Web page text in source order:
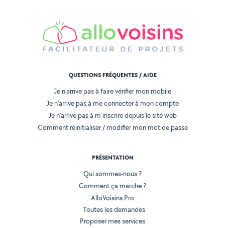
QUESTIONS FRÉQUENTES / AIDE
Je n'arrive pas à faire vérifier mon mobile
Je n'arrive pas à me connecter à mon compte
Je n'arrive pas à m'inscrire depuis le site web
Comment réinitialiser / modifier mon mot de passe
PRÉSENTATION
Qui sommes-nous ?
Comment ça marche ?
AlloVoisins Pro
Toutes les demandes
Proposer mes services